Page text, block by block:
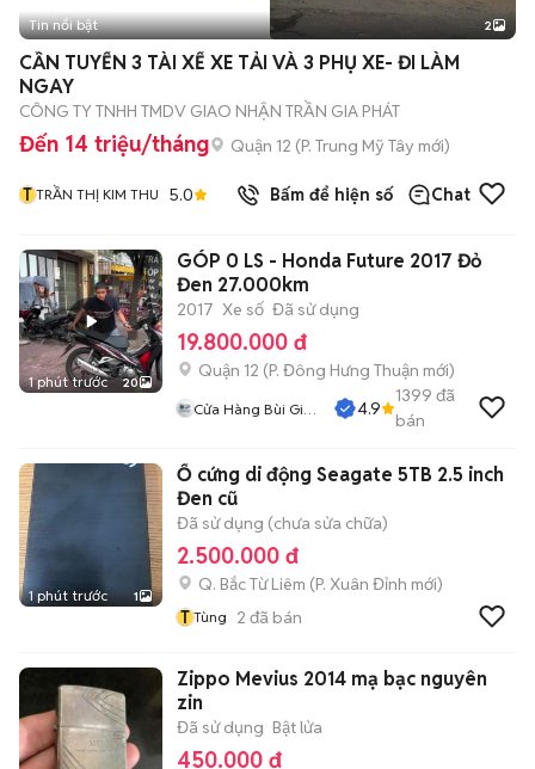
Tin nổi bật 2
CẦN TUYỂN 3 TÀI XẾ XE TẢI VÀ 3 PHỤ XE- ĐI LÀM
NGAY
CÔNG TY TNHH TMDV GIAO NHẬN TRẦN GIA PHÁT
Đến 14 triệu/tháng Quận 12 (P. Trung Mỹ Tây mới)
T TRẦN THỊ KIM THU 5.0 Bấm để hiện số Chat
1 phút trước 20
GÓP 0 LS - Honda Future 2017 Đỏ
Đen 27.000km
2017 Xe số Đã sử dụng
19.800.000 đ
Quận 12 (P. Đông Hưng Thuận mới)
Cửa Hàng Bùi Gia
4.9
1399 đã
bán
1 phút trước 1
Ổ cứng di động Seagate 5TB 2.5 inch
Đen cũ
Đã sử dụng (chưa sửa chữa)
2.500.000 đ
Q. Bắc Từ Liêm (P. Xuân Đỉnh mới)
T Tùng 2 đã bán
Zippo Mevius 2014 mạ bạc nguyên
zin
Đã sử dụng Bật lửa
450.000 đ